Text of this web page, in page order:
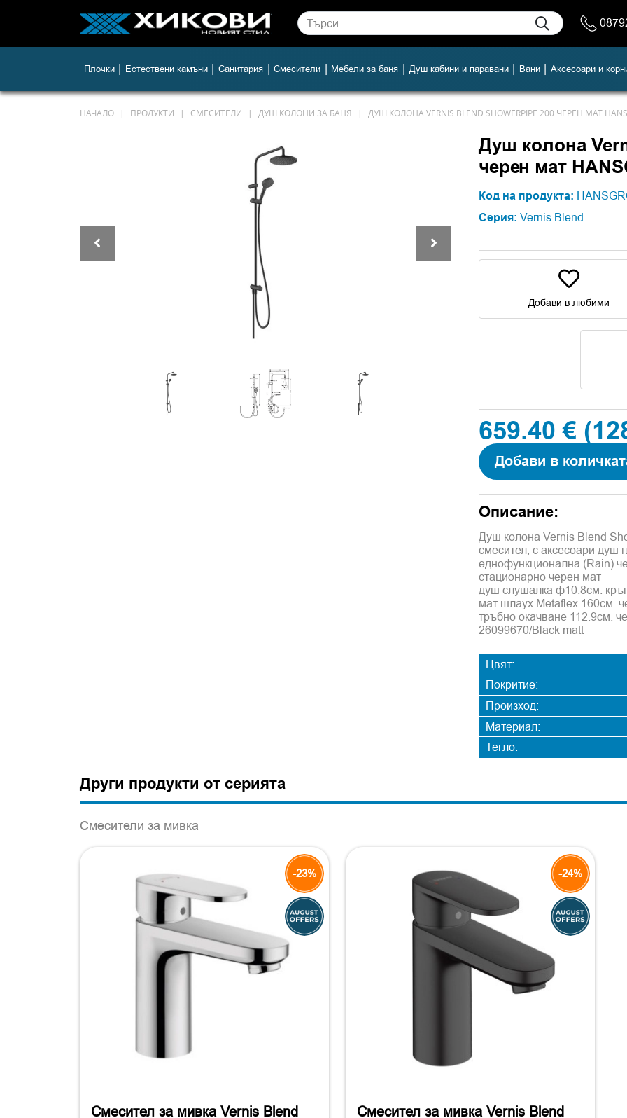
Плочки | Естествени камъни | Санитария | Смесители | Мебели за баня | Душ кабини и паравани | Вани | Аксесоари и
НАЧАЛО ПРОДУКТИ СМЕСИТЕЛИ ДУШ КОЛОНИ ЗА БАНЯ ДУШ КОЛОНА VERNIS BLEND SHOWERPIPE 200 ЧЕРЕН МАТ
Душ колона
черен мат
Код на продукта:
Серия: Vernis Blend
Добави в любими
659.40 €
Добави в
Описание:
Душ колона Vernis Blend
смесител, с аксесоари душ
еднофункционална (Rain)
стационарно черен мат
душ слушалка ф10.8см.
мат шлаух Metaflex 160см.
тръбно окачване 112.9см.
26099670/Black matt
Цвят:
Покритие:
Произход:
Материал:
Тегло:
Други продукти от серията
Смесители за мивка
-23%
Смесител за мивка Vernis Blend
-24%
Смесител за мивка Vernis Blend